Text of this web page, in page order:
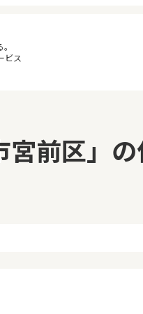
ビス
閲覧履歴
お気に入り
宮前区」